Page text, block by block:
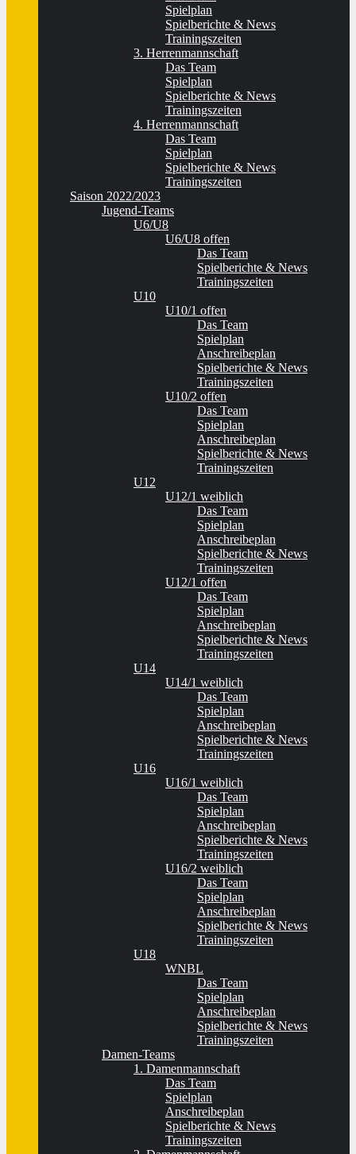
Spielplan
Spielberichte & News
Trainingszeiten
3. Herrenmannschaft
Das Team
Spielplan
Spielberichte & News
Trainingszeiten
4. Herrenmannschaft
Das Team
Spielplan
Spielberichte & News
Trainingszeiten
Saison 2022/2023
Jugend-Teams
U6/U8
U6/U8 offen
Das Team
Spielberichte & News
Trainingszeiten
U10
U10/1 offen
Das Team
Spielplan
Anschreibeplan
Spielberichte & News
Trainingszeiten
U10/2 offen
Das Team
Spielplan
Anschreibeplan
Spielberichte & News
Trainingszeiten
U12
U12/1 weiblich
Das Team
Spielplan
Anschreibeplan
Spielberichte & News
Trainingszeiten
U12/1 offen
Das Team
Spielplan
Anschreibeplan
Spielberichte & News
Trainingszeiten
U14
U14/1 weiblich
Das Team
Spielplan
Anschreibeplan
Spielberichte & News
Trainingszeiten
U16
U16/1 weiblich
Das Team
Spielplan
Anschreibeplan
Spielberichte & News
Trainingszeiten
U16/2 weiblich
Das Team
Spielplan
Anschreibeplan
Spielberichte & News
Trainingszeiten
U18
WNBL
Das Team
Spielplan
Anschreibeplan
Spielberichte & News
Trainingszeiten
Damen-Teams
1. Damenmannschaft
Das Team
Spielplan
Anschreibeplan
Spielberichte & News
Trainingszeiten